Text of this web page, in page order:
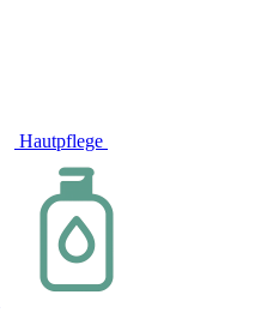
Hautpflege